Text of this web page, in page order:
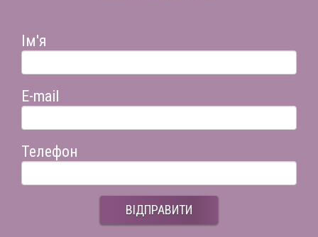
Ім'я
E-mail
Телефон
ВІДПРАВИТИ